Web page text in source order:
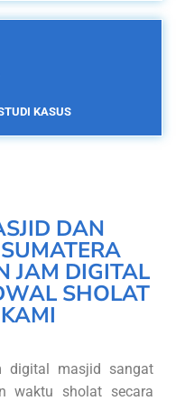
KASUS
DAN
JAM DIGITAL
SHOLAT
masjid sangat
waktu sholat secara